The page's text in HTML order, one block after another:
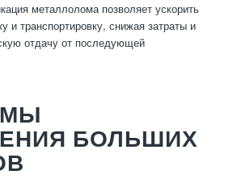
металлолома позволяет ускорить
и транспортировку, снижая затраты и
отдачу от последующей
БОЛЬШИХ